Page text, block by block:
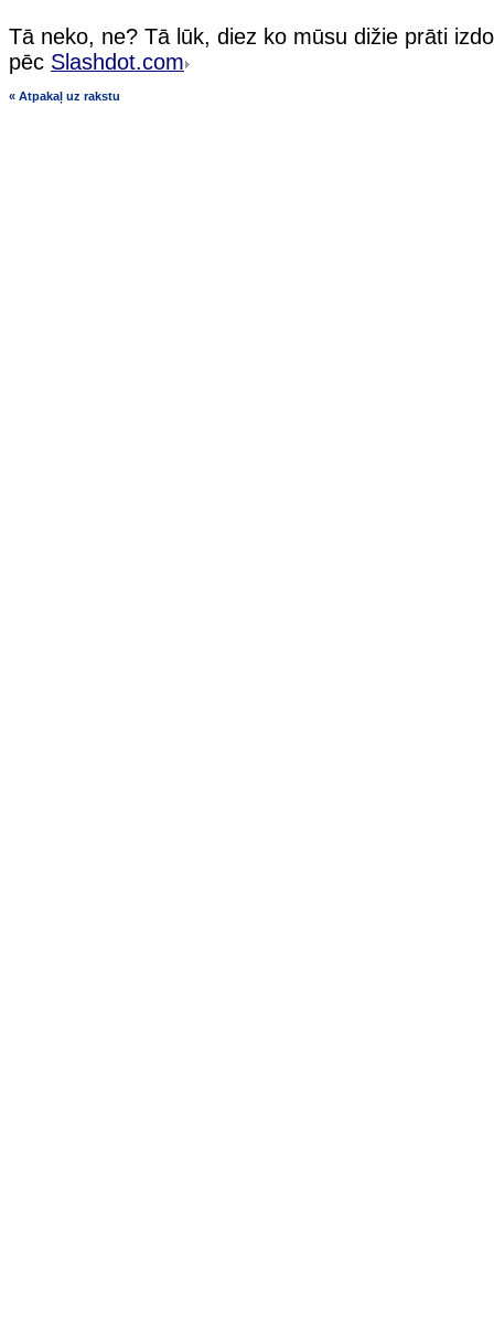
Tā neko, ne? Tā lūk, diez ko mūsu dižie prāti
pēc Slashdot.com
« Atpakaļ uz rakstu